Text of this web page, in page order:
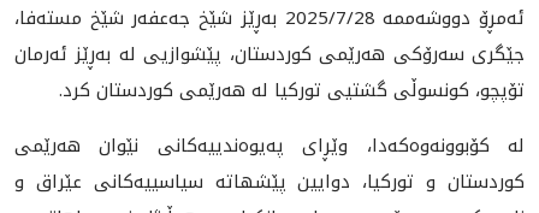
ئەمڕۆ دووشەممە 2025/7/28 بەڕێز شێخ جەعفەر شێخ مستەفا،
جێگری سەرۆکی هەرێمی کوردستان، پێشوازیی لە بەڕێز ئەرمان
تۆپچو، کونسوڵی گشتیی تورکیا لە هەرێمی کوردستان کرد.
لە کۆبوونەوەکەدا، وێڕای پەیوەندییەکانی نێوان هەرێمی
کوردستان و تورکیا، دوایین پێشهاتە سیاسییەکانی عێراق و